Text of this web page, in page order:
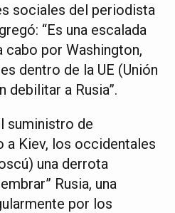
sociales del periodista
“Es una escalada
cabo por Washington,
dentro de la UE (Unión
debilitar a Rusia”.
suministro de
a Kiev, los occidentales
una derrota
Rusia, una
por los